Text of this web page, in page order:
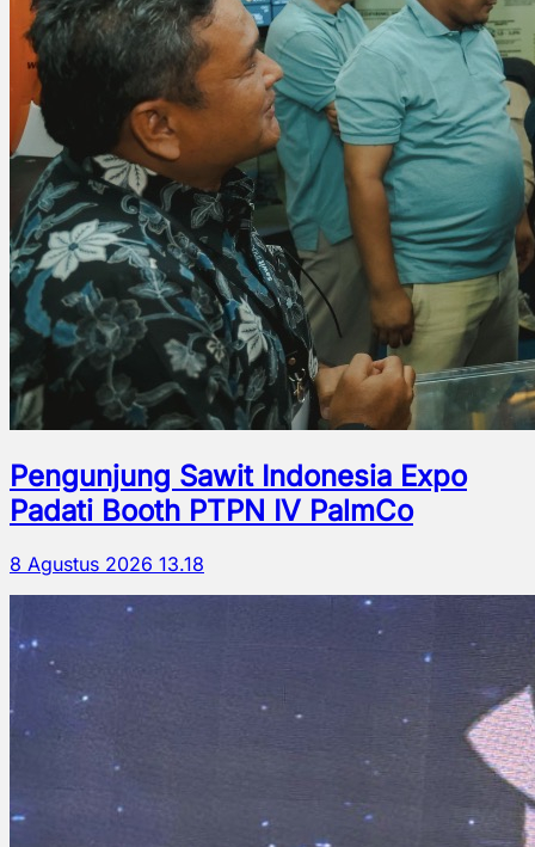
Pengunjung Sawit Indonesia Expo
Padati Booth PTPN IV PalmCo
8 Agustus 2026 13.18